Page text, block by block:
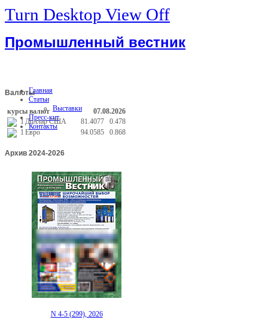
Turn Desktop View Off
Промышленный вестник
Главная
Статьи
Выставки
Пресс-кит
Контакты
Валюты
курсы валют
07.08.2026
1 Доллар США 81.4077
0.478
1 Евро 94.0585 0.868
Архив 2024-2026
N 4-5 (299), 2026